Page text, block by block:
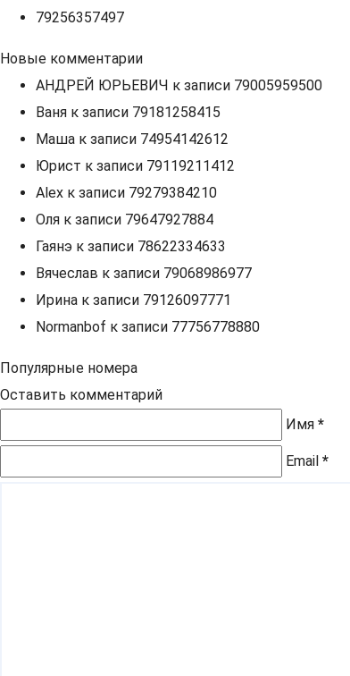
79256357497
Новые комментарии
АНДРЕЙ ЮРЬЕВИЧ к записи 79005959500
Ваня к записи 79181258415
Маша к записи 74954142612
Юрист к записи 79119211412
Alex к записи 79279384210
Оля к записи 79647927884
Гаянэ к записи 78622334633
Вячеслав к записи 79068986977
Ирина к записи 79126097771
Normanbof к записи 77756778880
Популярные номера
Оставить комментарий
Имя *
Email *